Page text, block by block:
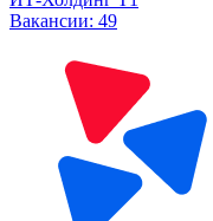
Вакансии: 49